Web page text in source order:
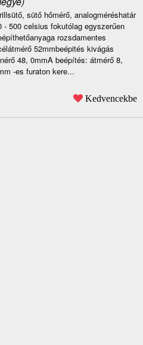
sütő hőmérő, analogméréshatár
- 500 celsius fokutólag egyszerűen
rozsdamentes
52mmbeépités kivágás
48, 0mmA beépítés: átmérő 8,
-es furaton kere...
Kedvencekbe